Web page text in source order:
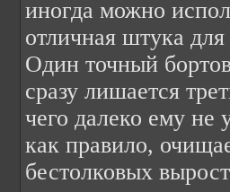
иногда можно
отличная штука
Один точный
сразу лишается
чего далеко ему не
как правило,
бестолковых